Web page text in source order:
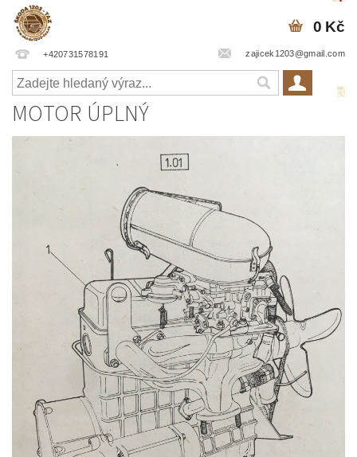
+420731578191 zajicek1203@gmail.com
0 Kč
MOTOR ÚPLNÝ